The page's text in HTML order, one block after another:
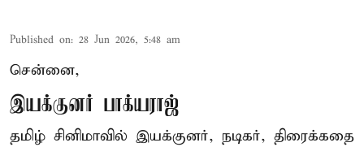
Published on: 28 Jun 2026, 5:48 am
சென்னை,
இயக்குனர் பாக்யராஜ்
தமிழ் சினிமாவில் இயக்குனர், நடிகர், திரைக்கதை